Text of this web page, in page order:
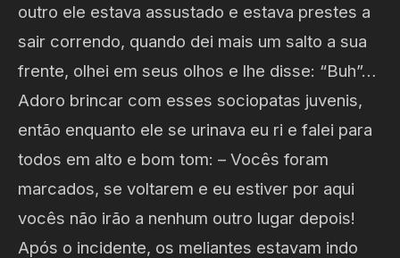
outro ele estava assustado e estava prestes a
sair correndo, quando dei mais um salto a sua
frente, olhei em seus olhos e lhe disse: “Buh”…
Adoro brincar com esses sociopatas juvenis,
então enquanto ele se urinava eu ri e falei para
todos em alto e bom tom: – Vocês foram
marcados, se voltarem e eu estiver por aqui
vocês não irão a nenhum outro lugar depois!
Após o incidente, os meliantes estavam indo